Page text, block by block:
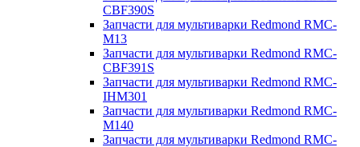
CBF390S
Запчасти для мультиварки Redmond RMC-
M13
Запчасти для мультиварки Redmond RMC-
CBF391S
Запчасти для мультиварки Redmond RMC-
IHM301
Запчасти для мультиварки Redmond RMC-
M140
Запчасти для мультиварки Redmond RMC-